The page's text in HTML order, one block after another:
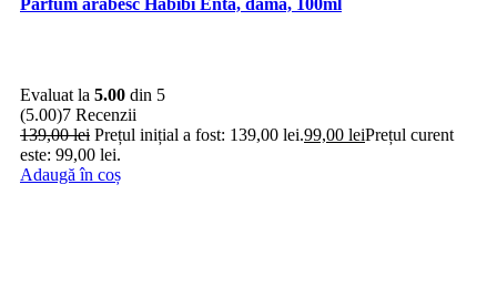
Parfum arabesc Habibi Enta, dama, 100ml
Evaluat la 5.00 din 5
(5.00)7 Recenzii
139,00lei Prețul inițial a fost: 139,00 lei.99,00 leiPrețul curent
este: 99,00 lei.
Adaugă în coș